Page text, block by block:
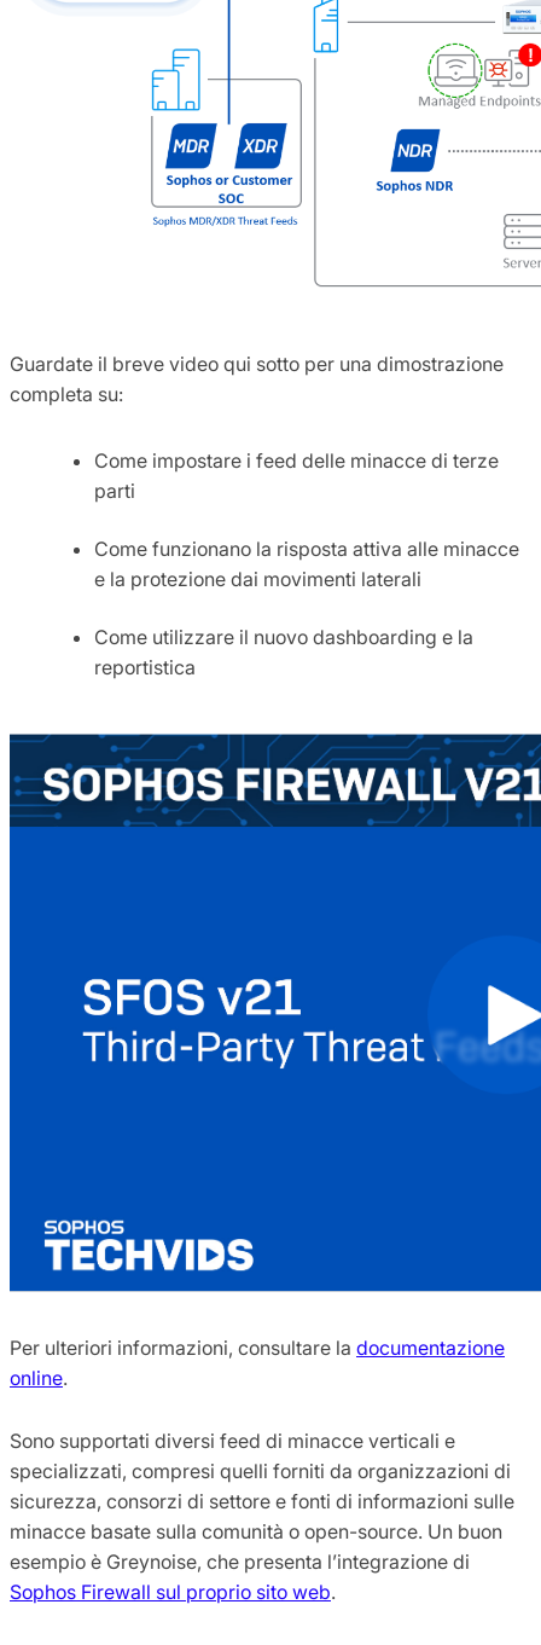
Guardate il breve video qui sotto per una dimostrazione
completa su:
Come impostare i feed delle minacce di terze
parti
Come funzionano la risposta attiva alle minacce
e la protezione dai movimenti laterali
Come utilizzare il nuovo dashboarding e la
reportistica
Per ulteriori informazioni, consultare la documentazione
online.
Sono supportati diversi feed di minacce verticali e
specializzati, compresi quelli forniti da organizzazioni di
sicurezza, consorzi di settore e fonti di informazioni sulle
minacce basate sulla comunità o open-source. Un buon
esempio è Greynoise, che presenta l’integrazione di
Sophos Firewall sul proprio sito web.